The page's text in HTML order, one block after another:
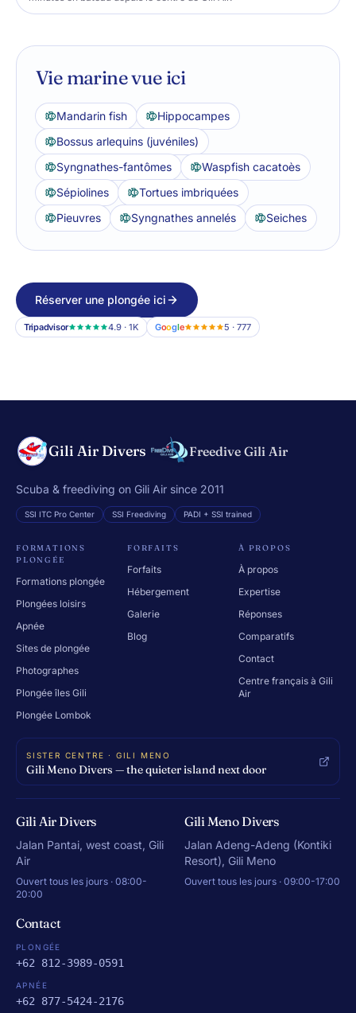
Vie marine vue ici
Mandarin fish
Hippocampes
Bossus arlequins (juvéniles)
Syngnathes-fantômes
Waspfish cacatoès
Sépiolines
Tortues imbriquées
Pieuvres
Syngnathes annelés Seiches
Réserver une plongée ici
Tripadvisor 4.9 · 1K Google 5 · 777
Gili Air Divers Freedive Gili Air
Scuba & freediving on Gili Air since 2011
SSI ITC Pro Center SSI Freediving PADI + SSI trained
FORMATIONS
PLONGÉE
Formations plongée
Plongées loisirs
Apnée
Sites de plongée
Photographes
Plongée îles Gili
Plongée Lombok
FORFAITS
Forfaits
Hébergement
Galerie
Blog
À PROPOS
À propos
Expertise
Réponses
Comparatifs
Contact
Centre français à Gili
Air
SISTER CENTRE · GILI MENO
Gili Meno Divers — the quieter island next door
Gili Air Divers
Jalan Pantai, west coast, Gili
Air
Ouvert tous les jours · 08:00-
20:00
Gili Meno Divers
Jalan Adeng-Adeng (Kontiki
Resort), Gili Meno
Ouvert tous les jours · 09:00-17:00
Contact
PLONGÉE
+62 812-3989-0591
APNÉE
+62 877-5424-2176